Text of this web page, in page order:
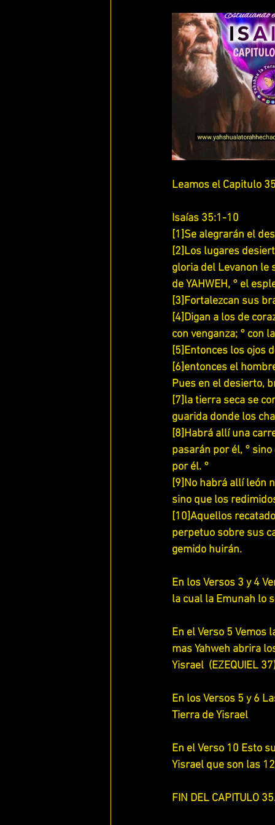
ENFERMOS DE AMOR QUE ES
ESTUDIANDO 1 , 2 Y 3JUAN
LOS 7 RUAHAMIN DE YAHWEH
ESTUDIANDO 1 SAMUEL
ESTUDIANDO 1 TESALONICENSES
ESTUDIANDO 2 TESALONICENSES
ESTUDIANDO EFESIOS
Leamos el Capitulo
Isaías 35:1-10
[1]Se alegrarán el
[2]Los lugares
gloria del Levanon le
de YAHWEH, ° el
[3]Fortalezcan sus
[4]Digan a los de
con venganza; ° con
[5]Entonces los ojos
[6]entonces el
Pues en el desierto,
[7]la tierra seca se
guarida donde los
[8]Habrá allí una
pasarán por él, °
por él. °
[9]No habrá allí león
sino que los
[10]Aquellos
perpetuo sobre sus
gemido huirán.
En los Versos 3 y 4
la cual la Emunah lo
En el Verso 5 Vemos
mas Yahweh abrira
Yisrael  (EZEQUIEL
En los Versos 5 y 6
Tierra de Yisrael
En el Verso 10 Esto
Yisrael que son las
FIN DEL CAPITULO